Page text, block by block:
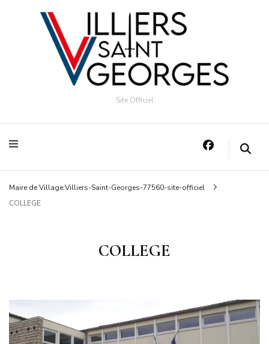
Site Officiel
Maire de Village:Villiers-Saint-Georges-77560-site-officiel
COLLEGE
COLLEGE